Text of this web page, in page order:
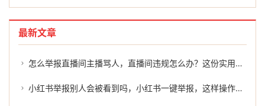
最新文章
怎么举报直播间主播骂人，直播间违规怎么办？这份实用维权指南请收好
小红书举报别人会被看到吗，小红书一键举报，这样操作违规内容无处遁形